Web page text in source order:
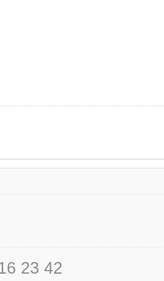
23 42